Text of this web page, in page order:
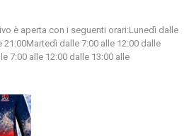
è aperta con i seguenti orari:Lunedì dalle
21:00Martedì dalle 7:00 alle 12:00 dalle
7:00 alle 12:00 dalle 13:00 alle